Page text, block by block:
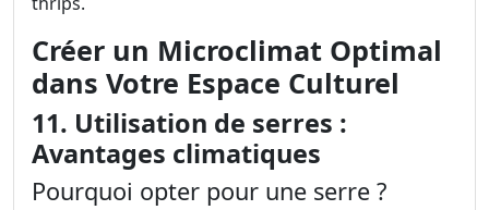
Créer un Microclimat Optimal
dans Votre Espace Culturel
11. Utilisation de serres :
Avantages climatiques
Pourquoi opter pour une serre ?